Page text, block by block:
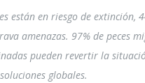
están en riesgo de extinción,
amenazas. 97% de peces
pueden revertir la
globales.